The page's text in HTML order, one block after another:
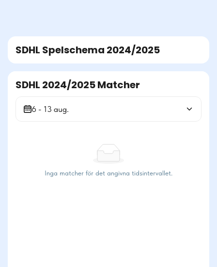
SDHL Spelschema 2024/2025
SDHL 2024/2025 Matcher
6 - 13 aug.
Inga matcher för det angivna tidsintervallet.